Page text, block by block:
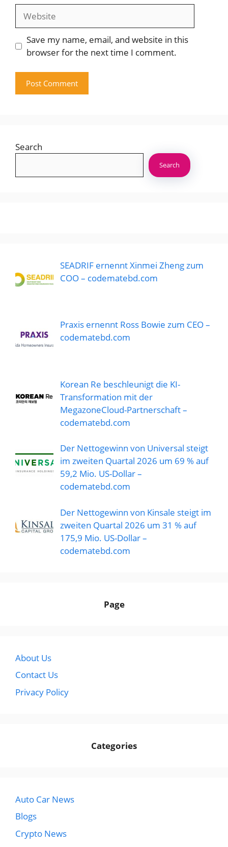
Website
Save my name, email, and website in this
browser for the next time I comment.
Search
Search
SEADRIF ernennt Xinmei Zheng zum
COO – codematebd.com
Praxis ernennt Ross Bowie zum CEO –
codematebd.com
Korean Re beschleunigt die KI-
Transformation mit der
MegazoneCloud-Partnerschaft –
codematebd.com
Der Nettogewinn von Universal steigt
im zweiten Quartal 2026 um 69 % auf
59,2 Mio. US-Dollar –
codematebd.com
Der Nettogewinn von Kinsale steigt im
zweiten Quartal 2026 um 31 % auf
175,9 Mio. US-Dollar –
codematebd.com
Page
About Us
Contact Us
Privacy Policy
Categories
Auto Car News
Blogs
Crypto News